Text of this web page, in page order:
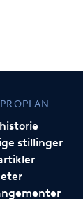
stillinger